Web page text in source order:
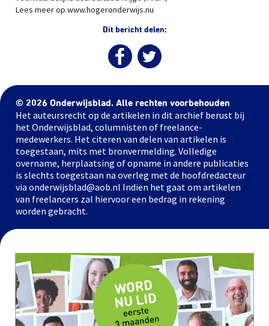
Lees meer op www.hogeronderwijs.nu
Dit bericht delen:
© 2026 Onderwijsblad. Alle rechten voorbehouden
Het auteursrecht op de artikelen in dit archief berust bij
het Onderwijsblad, columnisten of freelance-
medewerkers. Het citeren van delen van artikelen is
toegestaan, mits met bronvermelding. Volledige
overname, herplaatsing of opname in andere publicaties
is slechts toegestaan na overleg met de hoofdredacteur
via onderwijsblad@aob.nl Indien het gaat om artikelen
van freelancers zal hiervoor een bedrag in rekening
worden gebracht.